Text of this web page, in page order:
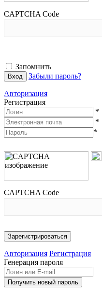
CAPTCHA Code
Запомнить
Забыли пароль?
Авторизация
Регистрация
*
*
*
CAPTCHA Code
Авторизация Регистрация
Генерация пароля